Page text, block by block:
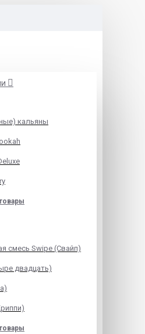
кальяны
смесь Swipe (Свайп)
двадцать)